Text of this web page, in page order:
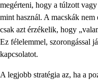
megérteni, hogy a túlzott
mint használ. A macskák nem
csak azt érzékelik, hogy
Ez félelemmel, szorongással
kapcsolatot.
A legjobb stratégia az, ha a